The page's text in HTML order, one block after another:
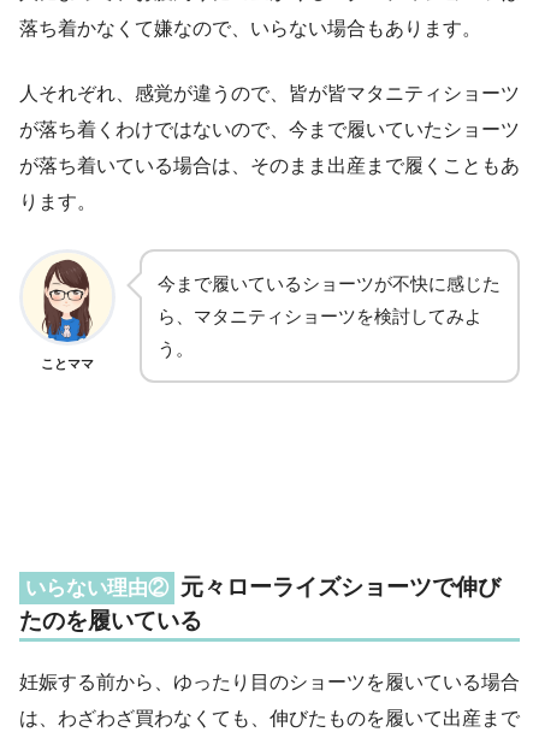
落ち着かなくて嫌なので、いらない場合もあります。
人それぞれ、感覚が違うので、皆が皆マタニティショーツ
が落ち着くわけではないので、今まで履いていたショーツ
が落ち着いている場合は、そのまま出産まで履くこともあ
ります。
ことママ
今まで履いているショーツが不快に感じた
ら、マタニティショーツを検討してみよ
う。
いらない理由② 元々ローライズショーツで伸び
たのを履いている
妊娠する前から、ゆったり目のショーツを履いている場合
は、わざわざ買わなくても、伸びたものを履いて出産まで